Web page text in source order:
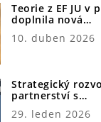
Teorie z EF JU v
doplnila nová…
10. duben 2026
Strategický
partnerství s…
29. leden 2026